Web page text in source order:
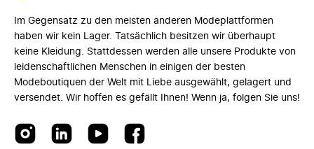
Im Gegensatz zu den meisten anderen Modeplattformen
haben wir kein Lager. Tatsächlich besitzen wir überhaupt
keine Kleidung. Stattdessen werden alle unsere Produkte von
leidenschaftlichen Menschen in einigen der besten
Modeboutiquen der Welt mit Liebe ausgewählt, gelagert und
versendet. Wir hoffen es gefällt Ihnen! Wenn ja, folgen Sie uns!